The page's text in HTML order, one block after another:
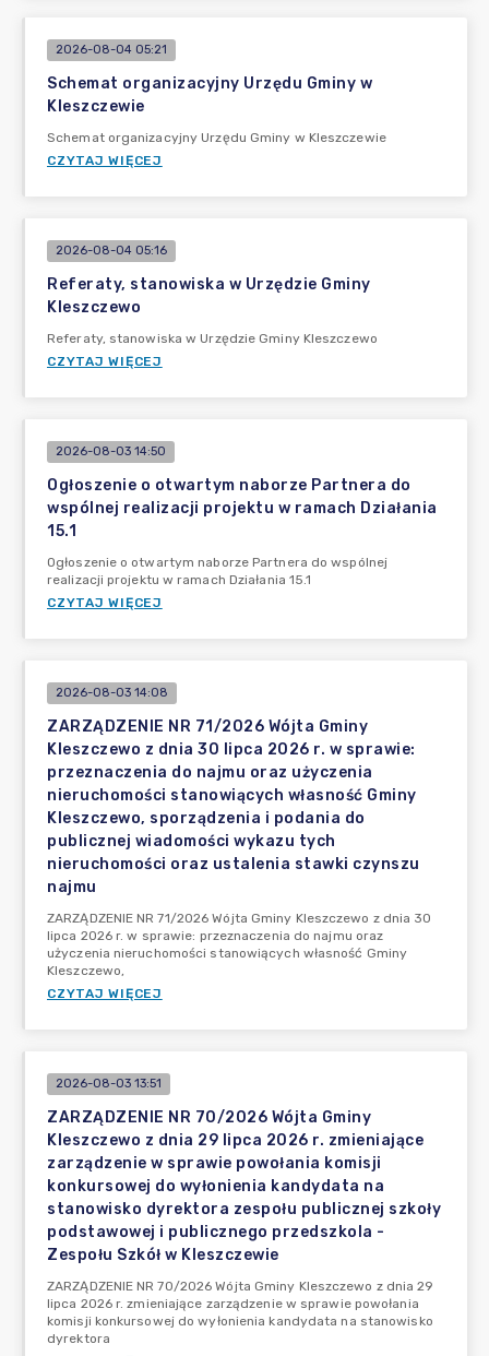
2026-08-04 05:21
Schemat organizacyjny Urzędu Gminy w
Kleszczewie
Schemat organizacyjny Urzędu Gminy w Kleszczewie
CZYTAJ WIĘCEJ
2026-08-04 05:16
Referaty, stanowiska w Urzędzie Gminy
Kleszczewo
Referaty, stanowiska w Urzędzie Gminy Kleszczewo
CZYTAJ WIĘCEJ
2026-08-03 14:50
Ogłoszenie o otwartym naborze Partnera do
wspólnej realizacji projektu w ramach Działania
15.1
Ogłoszenie o otwartym naborze Partnera do wspólnej
realizacji projektu w ramach Działania 15.1
CZYTAJ WIĘCEJ
2026-08-03 14:08
ZARZĄDZENIE NR 71/2026 Wójta Gminy
Kleszczewo z dnia 30 lipca 2026 r. w sprawie:
przeznaczenia do najmu oraz użyczenia
nieruchomości stanowiących własność Gminy
Kleszczewo, sporządzenia i podania do
publicznej wiadomości wykazu tych
nieruchomości oraz ustalenia stawki czynszu
najmu
ZARZĄDZENIE NR 71/2026 Wójta Gminy Kleszczewo z dnia 30
lipca 2026 r. w sprawie: przeznaczenia do najmu oraz
użyczenia nieruchomości stanowiących własność Gminy
Kleszczewo,
CZYTAJ WIĘCEJ
2026-08-03 13:51
ZARZĄDZENIE NR 70/2026 Wójta Gminy
Kleszczewo z dnia 29 lipca 2026 r. zmieniające
zarządzenie w sprawie powołania komisji
konkursowej do wyłonienia kandydata na
stanowisko dyrektora zespołu publicznej szkoły
podstawowej i publicznego przedszkola -
Zespołu Szkół w Kleszczewie
ZARZĄDZENIE NR 70/2026 Wójta Gminy Kleszczewo z dnia 29
lipca 2026 r. zmieniające zarządzenie w sprawie powołania
komisji konkursowej do wyłonienia kandydata na stanowisko
dyrektora